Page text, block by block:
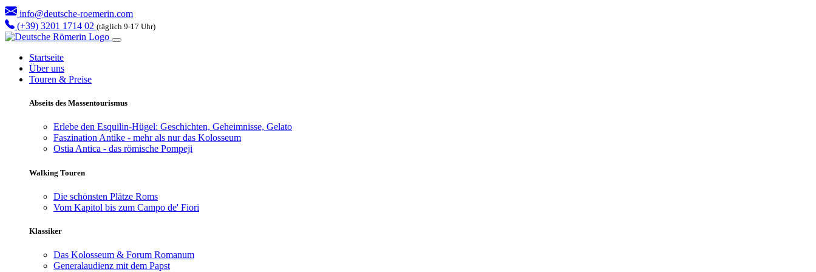
info@deutsche-roemerin.com
(+39) 3201 1714 02 (täglich 9-17 Uhr)
Startseite
Über uns
Touren & Preise
Abseits des Massentourismus
Erlebe den Esquilin-Hügel: Geschichten, Geheimnisse, Gelato
Faszination Antike - mehr als nur das Kolosseum
Ostia Antica - das römische Pompeji
Walking Touren
Die schönsten Plätze Roms
Vom Kapitol bis zum Campo de' Fiori
Klassiker
Das Kolosseum & Forum Romanum
Generalaudienz mit dem Papst